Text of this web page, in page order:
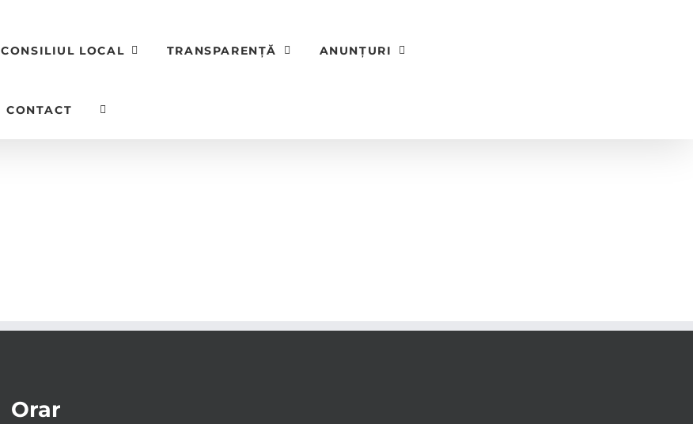
CONSILIUL LOCAL TRANSPARENȚĂ ANUNȚURI
CONTACT
Orar